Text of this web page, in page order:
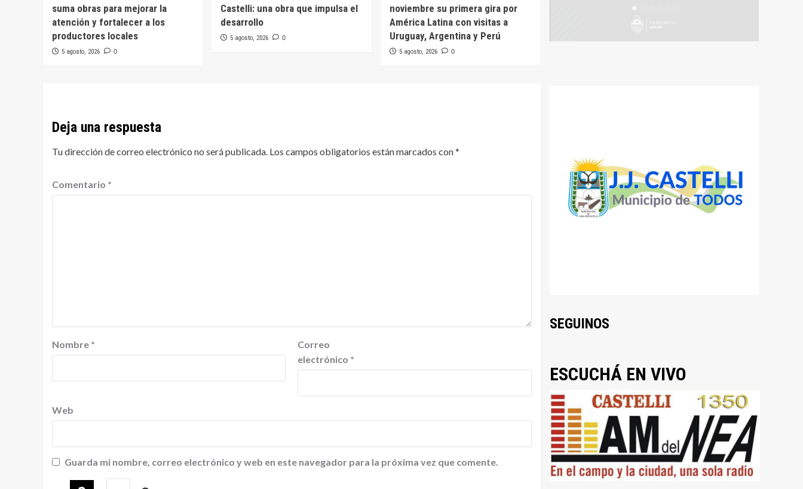
suma obras para mejorar la
atención y fortalecer a los
productores locales
5 agosto, 2026 0
Castelli: una obra que impulsa el
desarrollo
5 agosto, 2026 0
noviembre su primera gira por
América Latina con visitas a
Uruguay, Argentina y Perú
5 agosto, 2026 0
Deja una respuesta
Tu dirección de correo electrónico no será publicada. Los campos obligatorios están marcados con*
Comentario *
Nombre *
Correo
electrónico *
Web
Guarda mi nombre, correo electrónico y web en este navegador para la próxima vez que comente.
SEGUINOS
ESCUCHÁ EN VIVO